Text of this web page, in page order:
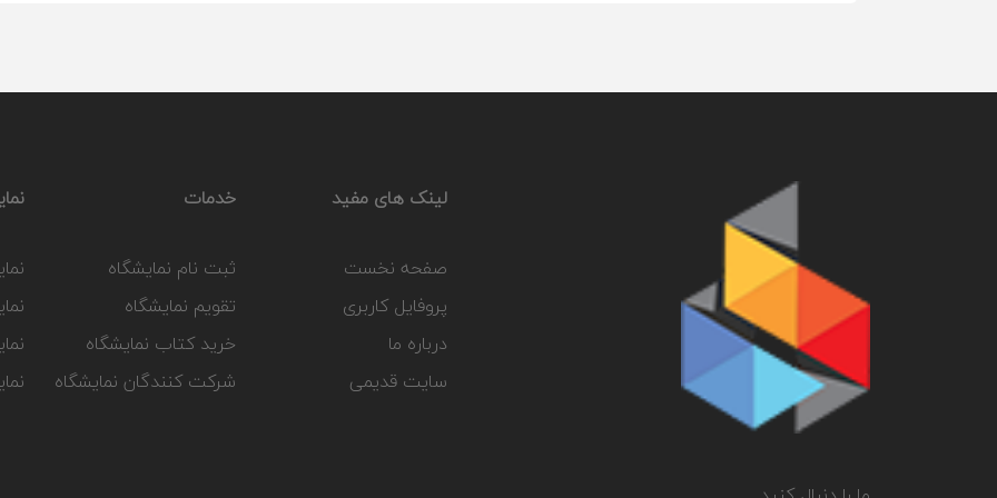
لینک های مفید
صفحه نخست
پروفایل کاربری
درباره ما
سایت قدیمی
خدمات
ثبت نام نمایشگاه
تقویم نمایشگاه
خرید کتاب نمایشگاه
شرکت کنندگان نمایشگاه